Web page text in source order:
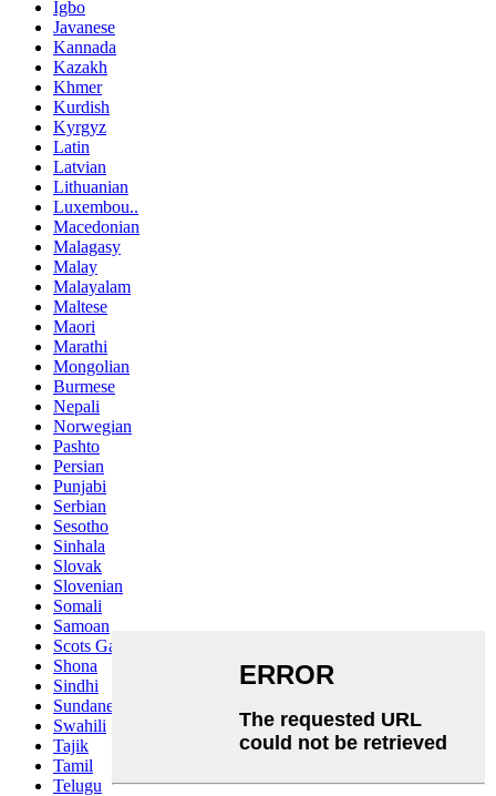
Igbo
Javanese
Kannada
Kazakh
Khmer
Kurdish
Kyrgyz
Latin
Latvian
Lithuanian
Luxembou..
Macedonian
Malagasy
Malay
Malayalam
Maltese
Maori
Marathi
Mongolian
Burmese
Nepali
Norwegian
Pashto
Persian
Punjabi
Serbian
Sesotho
Sinhala
Slovak
Slovenian
Somali
Samoan
Scots Gaelic
Shona
Sindhi
Sundanese
Swahili
Tajik
Tamil
Telugu